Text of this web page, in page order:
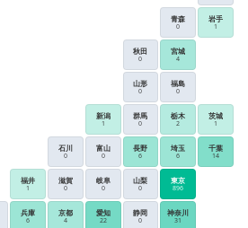
青森
0
岩手
1
秋田
0
宮城
4
山形
0
福島
0
新潟
1
群馬
0
栃木
2
茨城
1
石川
0
富山
0
長野
6
埼玉
6
千葉
14
福井
1
滋賀
0
岐阜
0
山梨
0
東京
896
兵庫
6
京都
4
愛知
22
静岡
0
神奈川
31